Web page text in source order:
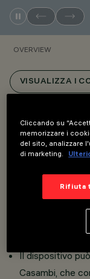
OVERVIEW
VISUALIZZA I
adattatore per
La tecnologia
Il dispositivo
Casambi, che
Cliccando su
memorizzare i
del sito, analizzare
di marketing.
Rifiuta